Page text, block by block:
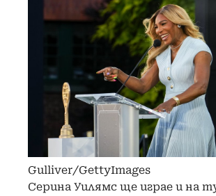
Gulliver/GettyImages
Серина Уилямс ще играе и на